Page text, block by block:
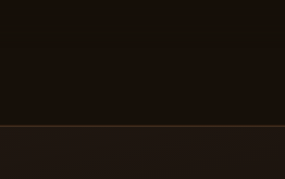
→ мгновенная активация и